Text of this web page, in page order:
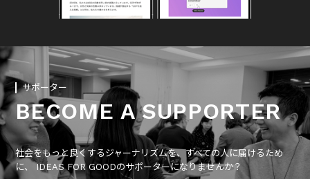
サポーター
BECOME A SUPPORTER
社会をもっと良くするジャーナリズムを、すべての人に届けるため
に、 IDEAS FOR GOODのサポーターになりませんか？